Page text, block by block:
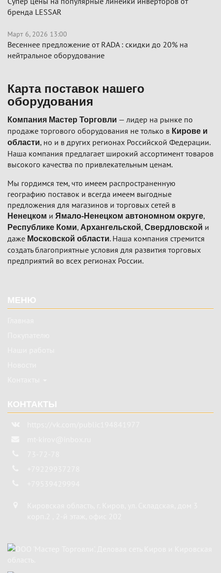
бренда LESSAR
Март 6, 2026 13:00
Весеннее предложение от RADA : скидки до 20% на
нейтральное оборудование
Карта поставок нашего
оборудования
Компания Мастер Торговли — лидер на рынке по
продаже торгового оборудования не только в Кирове и
области, но и в других регионах Российской Федерации.
Наша компания предлагает широкий ассортимент товаров
высокого качества по привлекательным ценам.
Мы гордимся тем, что имеем распространенную
географию поставок и всегда имеем выгодные
предложения для магазинов и торговых сетей в
Ненецком и Ямало-Ненецком автономном округе,
Республике Коми, Архангельской, Свердловской и
даже Московской области. Наша компания стремится
создать благоприятные условия для развития торговых
предприятий во всех регионах России.
МЕНЮ
КОНТАКТЫ